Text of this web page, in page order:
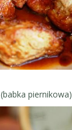
(babka piernikowa)